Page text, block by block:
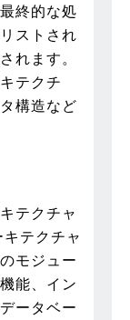
終的な処
ストされ
れます。
テクチ
構造など
テクチャ
テクチャ
モジュー
能、イン
ータベー